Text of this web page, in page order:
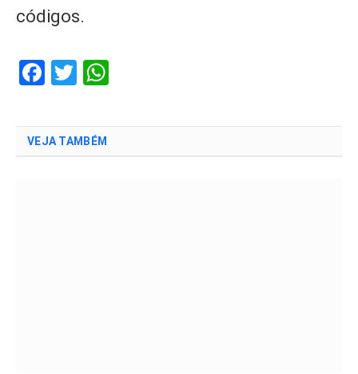
códigos.
Facebook
Twitter
VEJA TAMBÉM